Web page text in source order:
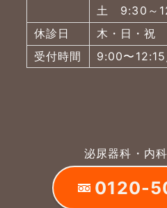
土 9:30～
休診日
木・日・祝
受付時間
9:00〜
泌尿器科・内
0120-